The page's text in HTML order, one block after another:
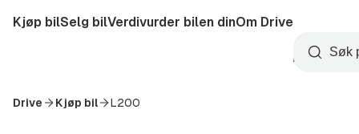
til
Startside
Kjøp bilSelg bilVerdivurder bilen dinOm Drive
Opprett
konto
Søk
Drive Kjøp bil L200